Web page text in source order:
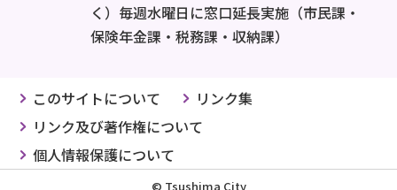
く）毎週水曜日に窓口延長実施（市民課・
保険年金課・税務課・収納課）
このサイトについて
リンク集
リンク及び著作権について
個人情報保護について
© Tsushima City